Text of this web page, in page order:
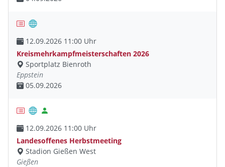
12.09.2026 11:00 Uhr
Kreismehrkampfmeisterschaften 2026
Sportplatz Bienroth
Eppstein
05.09.2026
12.09.2026 11:00 Uhr
Landesoffenes Herbstmeeting
Stadion Gießen West
Gießen